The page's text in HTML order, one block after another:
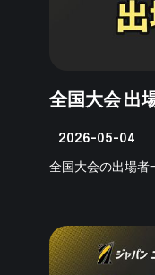
全国大会 出
2026-05-04
全国大会の出場者